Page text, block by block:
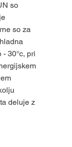
so
so za
30°c, pri
deluje z